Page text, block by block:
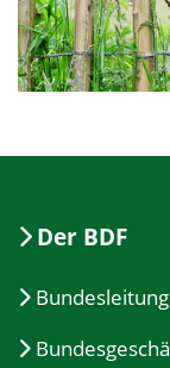
Der BDF
Bundesleitung